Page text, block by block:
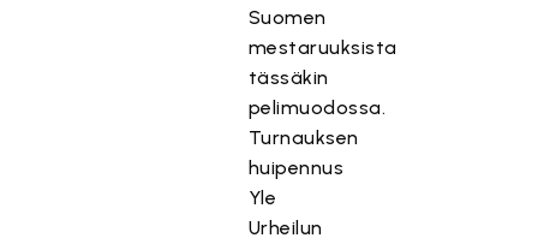
Suomen
mestaruuksista
tässäkin
pelimuodossa.
Turnauksen
huipennus
Yle
Urheilun